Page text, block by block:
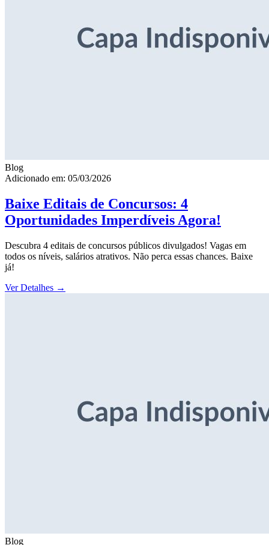
Blog
Adicionado em: 05/03/2026
Baixe Editais de Concursos: 4
Oportunidades Imperdíveis Agora!
Descubra 4 editais de concursos públicos divulgados! Vagas em
todos os níveis, salários atrativos. Não perca essas chances. Baixe
já!
Ver Detalhes →
Blog